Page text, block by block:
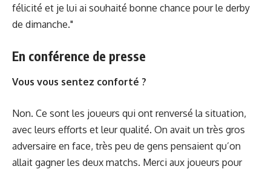
félicité et je lui ai souhaité bonne chance pour le derby
de dimanche."
En conférence de presse
Vous vous sentez conforté ?
Non. Ce sont les joueurs qui ont renversé la situation,
avec leurs efforts et leur qualité. On avait un très gros
adversaire en face, très peu de gens pensaient qu’on
allait gagner les deux matchs. Merci aux joueurs pour